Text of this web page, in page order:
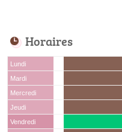
Horaires
Lundi
Mardi
Mercredi
Jeudi
Vendredi